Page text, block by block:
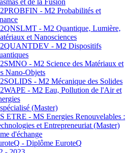
et de la Fusion
- M2 Probabilités et
- M2 Quantique, Lumière,
et Nanosciences
- M2 Dispositifs
- M2 Science des Matériaux et
Nano-Objets
- M2 Mécanique des Solides
- M2 Eau, Pollution de l'Air et
(Master)
ETRE - MS Energies Renouvelables :
et Entrepreneuriat (Master)
d'échange
- Diplôme EuroteQ